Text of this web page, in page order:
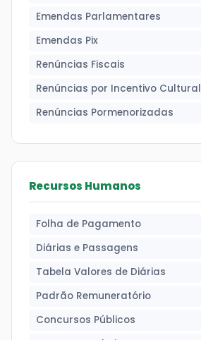
Emendas Parlamentares
Emendas Pix
Renúncias Fiscais
Renúncias por Incentivo Cultural
Renúncias Pormenorizadas
Recursos Humanos
Folha de Pagamento
Diárias e Passagens
Tabela Valores de Diárias
Padrão Remuneratório
Concursos Públicos